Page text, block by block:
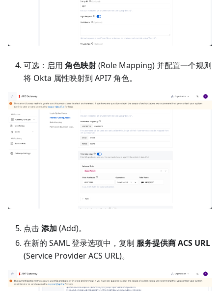
可选：启用 角色映射(Role Mapping) 并配置一个规则
将 Okta 属性映射到 API7 角色。
点击添加 (Add)。
在新的 SAML 登录选项中，复制 服务提供商 ACS URL
(Service Provider ACS URL)。